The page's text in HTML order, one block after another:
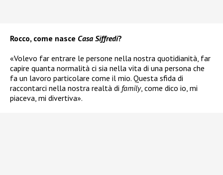
Rocco, come nasce Casa Siffredi?
«Volevo far entrare le persone nella nostra quotidianità, far
capire quanta normalità ci sia nella vita di una persona che
fa un lavoro particolare come il mio. Questa sfida di
raccontarci nella nostra realtà di family, come dico io, mi
piaceva, mi divertiva».